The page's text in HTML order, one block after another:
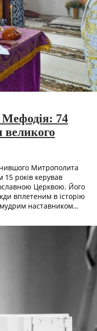
74
великого
Митрополита
15 років керував
Церквою. Його
вплетеним в історію
наставником…